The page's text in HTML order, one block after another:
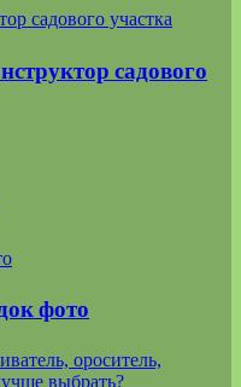
садового участка
садового
фото
ороситель,
выбрать?